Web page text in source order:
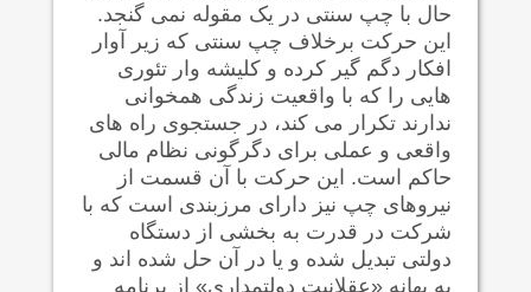
حال با چپ سنتی در یک مقوله نمی گنجد.
این حرکت برخلاف چپ سنتی که زیر آوار
افکار دگم گیر کرده و کلیشه وار تئوری
هایی را که با واقعیت زندگی همخوانی
ندارند تکرار می کند، در جستجوی راه های
واقعی و عملی برای دگرگونی نظام مالی
حاکم است. این حرکت با آن قسمت از
نیروهای چپ نیز دارای مرزبندی است که با
شرکت در قدرت به بخشی از دستگاه
دولتی تبدیل شده و یا در آن حل شده اند و
به بهانه «عقلانیت دولتمداری» از برنامه